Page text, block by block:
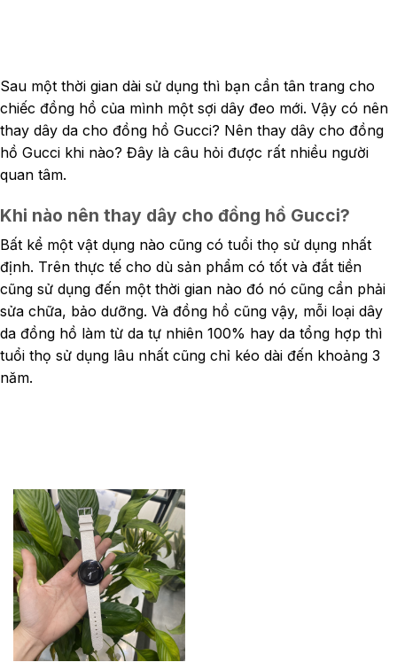
Sau một thời gian dài sử dụng thì bạn cần tân trang cho
chiếc đồng hồ của mình một sợi dây đeo mới. Vậy có nên
thay dây da cho đồng hồ Gucci? Nên thay dây cho đồng
hồ Gucci khi nào? Đây là câu hỏi được rất nhiều người
quan tâm.
Khi nào nên thay dây cho đồng hồ Gucci?
Bất kể một vật dụng nào cũng có tuổi thọ sử dụng nhất
định. Trên thực tế cho dù sản phẩm có tốt và đắt tiền
cũng sử dụng đến một thời gian nào đó nó cũng cần phải
sửa chữa, bảo dưỡng. Và đồng hồ cũng vậy, mỗi loại dây
da đồng hồ làm từ da tự nhiên 100% hay da tổng hợp thì
tuổi thọ sử dụng lâu nhất cũng chỉ kéo dài đến khoảng 3
năm.